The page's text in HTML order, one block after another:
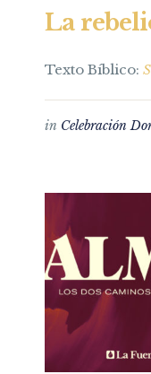
La
Texto Bíblico:
in Celebración